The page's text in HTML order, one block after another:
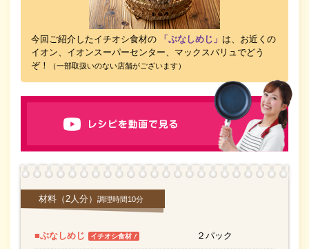
今回ご紹介したイチオシ食材の 「ぶなしめじ」 は、お近くの
イオン、イオンスーパーセンター、マックスバリュでどう
ぞ！
（一部取扱いのない店舗がございます）
材料 （2人分） 調理時間10分
■ぶなしめじ イチオシ食材！ ２パック